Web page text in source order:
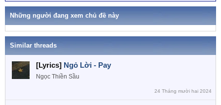
n
:
h
Những người đang xem chủ đề này
Similar threads
[Lyrics] Ngỏ Lời - Pay
Ngọc Thiền Sầu
24 Tháng mười hai 2024